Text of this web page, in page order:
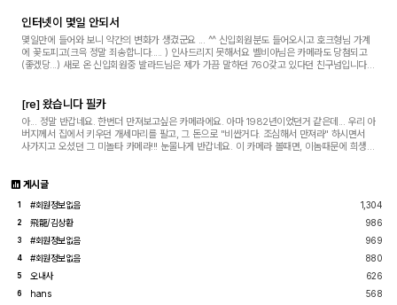
인터넷이 몇일 안되서
몇일만에 들어와 보니 약간의 변화가 생겼군요 ... ^^ 신입회원분도 들어오시고 호크형님 가계
에 꽃도피고(크윽 정말 죄송합니다..... ) 인사드리지 못해서요 벨비아님은 카메라도 당첨되고
(좋겠당...) 새로 온 신입회원중 발라드님은 제가 가끔 말하던 760갖고 있다던 친구넘입니다
[re] 왔습니다 필카
아... 정말 반갑네요. 한번더 만져보고싶은 카메라에요. 아마 1982년이었던거 같은데... 우리 아
버지께서 집에서 키우던 개세마리를 팔고, 그 돈으로 "비싼거다. 조심해서 만져라" 하시면서
사가지고 오셨던 그 미놀타 카메라!!! 눈물나게 반갑네요. 이 카메라 볼때면, 이놈때문에 희생된
게시글
1 #회원정보없음 1,304
2 飛龍/김상환 986
3 #회원정보없음 969
4 #회원정보없음 880
5 오내사 626
6 hans 568